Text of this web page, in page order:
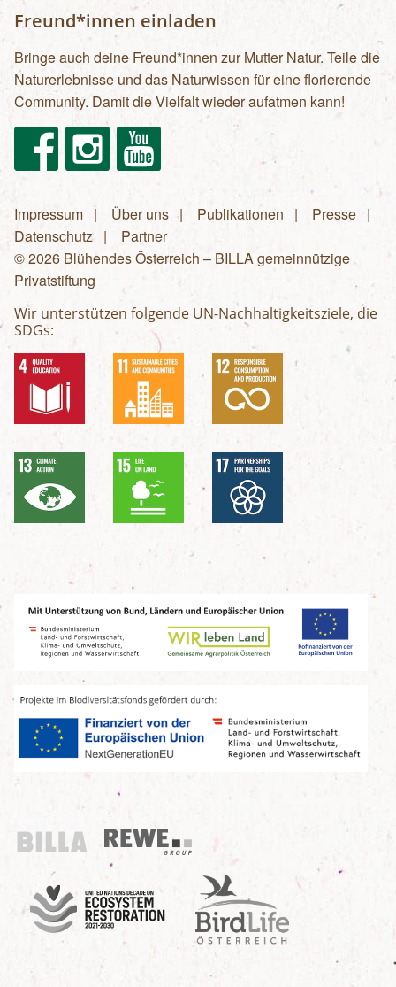
Freund*innen einladen
Bringe auch deine Freund*innen zur Mutter Natur. Teile die
Naturerlebnisse und das Naturwissen für eine florierende
Community. Damit die Vielfalt wieder aufatmen kann!
FacebookInstagram Youtube
Fußzeilenmenü
Impressum Über uns Publikationen
Presse
Datenschutz
Partner
© 2026 Blühendes Österreich – BILLA gemeinnützige
Privatstiftung
Wir unterstützen folgende UN-Nachhaltigkeitsziele, die
SDGs:
Billa
REWE Group
UN Decade
Birdlife